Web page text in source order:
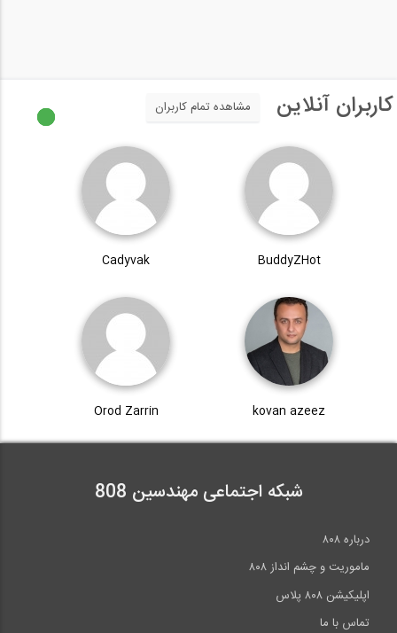
کاربران آنلاین مشاهده تمام کاربران
BuddyZHot
Cadyvak
kovan azeez
Orod Zarrin
شبکه اجتماعی مهندسین 808
درباره ۸۰۸
ماموریت و چشم انداز ۸۰۸
اپلیکیشن ۸۰۸ پلاس
تماس با ما